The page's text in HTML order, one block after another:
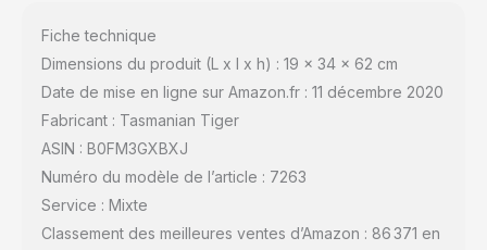
Fiche technique
Dimensions du produit (L x l x h) : 19 x 34 x 62 cm
Date de mise en ligne sur Amazon.fr : 11 décembre 2020
Fabricant : Tasmanian Tiger
ASIN : B0FM3GXBXJ
Numéro du modèle de l’article : 7263
Service : Mixte
Classement des meilleures ventes d’Amazon : 86 371 en